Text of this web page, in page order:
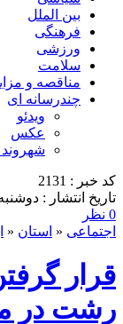
بین الملل
فرهنگی
ورزشی
سلامت
مناقصه و
چندرسانه ای
ویدئو
عکس
شهروند
کد خبر : 2131
تاریخ انتشار : دوشنبه 9 بهمن 1402 -
0 نظر
اجتماعی « استان «
رشت در